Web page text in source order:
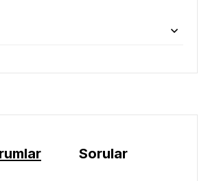
Sorular